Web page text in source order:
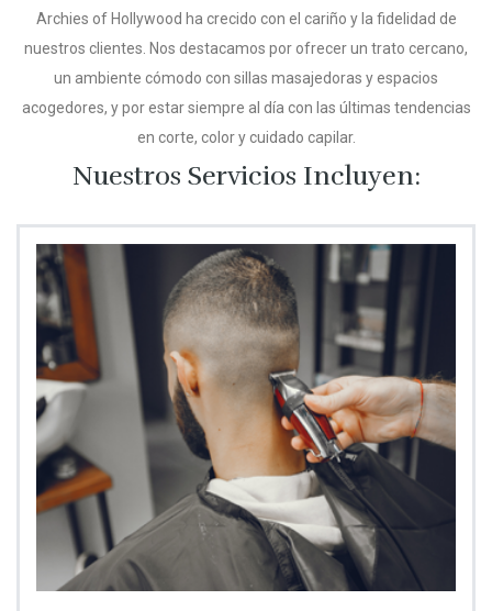
Archies of Hollywood ha crecido con el cariño y la fidelidad de
nuestros clientes. Nos destacamos por ofrecer un trato cercano,
un ambiente cómodo con sillas masajedoras y espacios
acogedores, y por estar siempre al día con las últimas tendencias
en corte, color y cuidado capilar.
Nuestros Servicios Incluyen: